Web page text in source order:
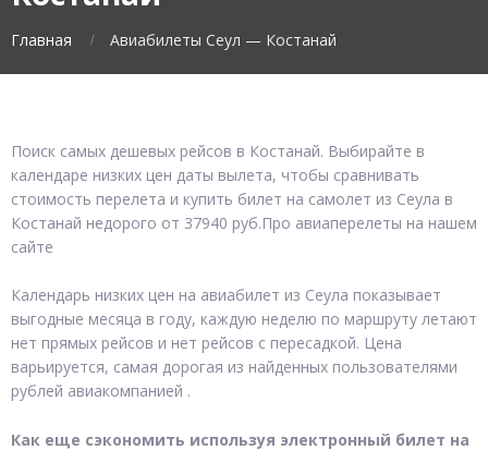
Главная Авиабилеты Сеул — Костанай
Поиск самых дешевых рейсов в Костанай. Выбирайте в
календаре низких цен даты вылета, чтобы сравнивать
стоимость перелета и купить билет на самолет из Сеула в
Костанай недорого от 37940 руб.Про авиаперелеты на нашем
сайте
Календарь низких цен на авиабилет из Сеула показывает
выгодные месяца в году, каждую неделю по маршруту летают
нет прямых рейсов и нет рейсов с пересадкой. Цена
варьируется, самая дорогая из найденных пользователями
рублей авиакомпанией .
Как еще сэкономить используя электронный билет на